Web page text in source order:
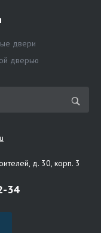
двери
дверью
д. 30, корп. 3
34